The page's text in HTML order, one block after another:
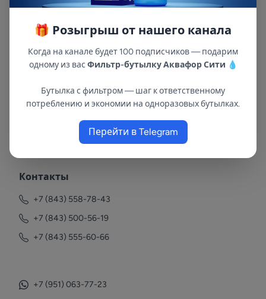
В республиках Татарстан и Марий Эл
Контакты
+7 (843) 558-78-43
+7 (843) 500-56-19
+7 (843) 555-60-66
+7 (951) 063-77-23
🎁 Розыгрыш от нашего канала
Когда на канале будет 100 подписчиков — подарим
одному из вас Фильтр-бутылку Аквафор Сити 💧
Бутылка с фильтром — шаг к ответственному
потреблению и экономии на одноразовых бутылках.
Перейти в Telegram